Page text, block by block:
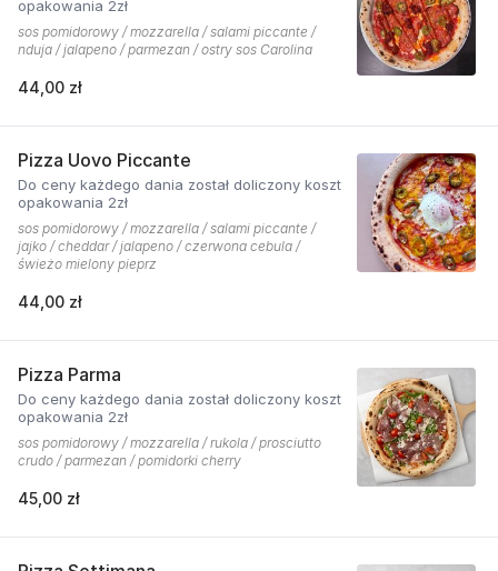
opakowania 2zł
sos pomidorowy / mozzarella / salami piccante /
nduja / jalapeno / parmezan / ostry sos Carolina
44,00 zł
Pizza Uovo Piccante
Do ceny każdego dania został doliczony koszt
opakowania 2zł
sos pomidorowy / mozzarella / salami piccante /
jajko / cheddar / jalapeno / czerwona cebula /
świeżo mielony pieprz
44,00 zł
Pizza Parma
Do ceny każdego dania został doliczony koszt
opakowania 2zł
sos pomidorowy / mozzarella / rukola / prosciutto
crudo / parmezan / pomidorki cherry
45,00 zł